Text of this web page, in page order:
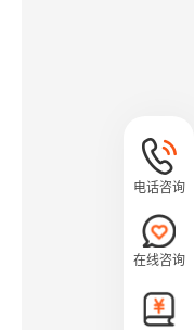
电话咨询
在线咨询